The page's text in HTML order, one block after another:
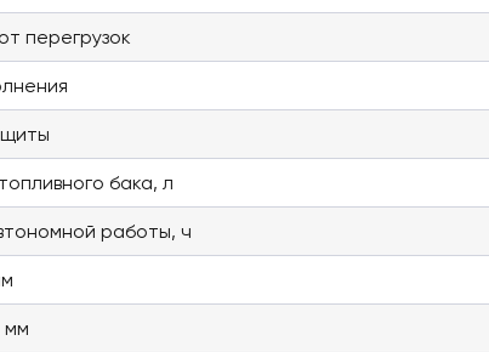
перегрузок
бака, л
работы, ч